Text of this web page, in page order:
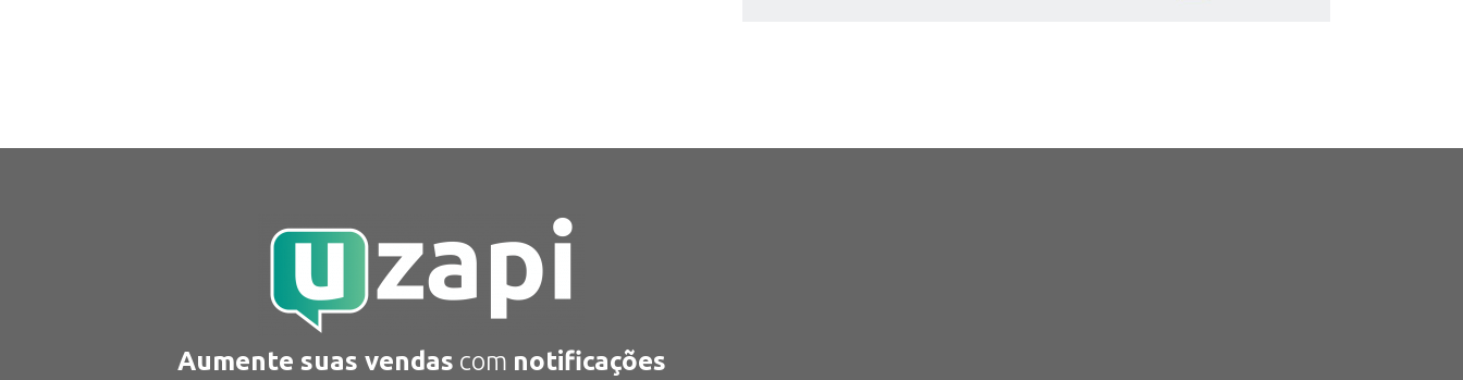
Aumente suas vendas com notificações